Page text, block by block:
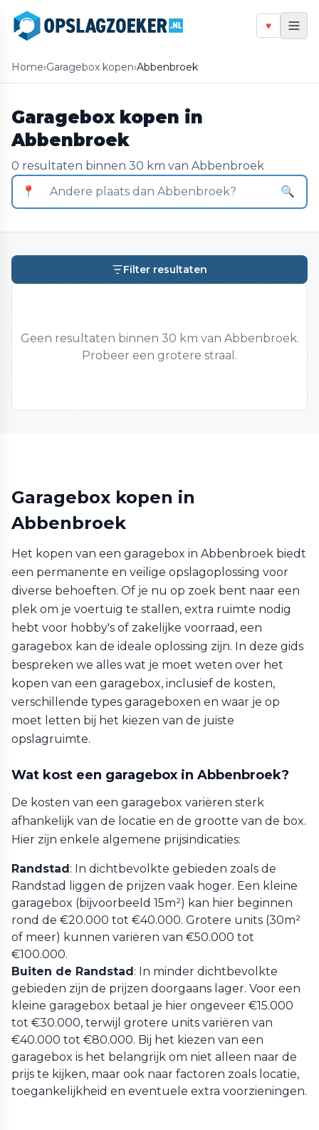
♥
Home›Garagebox kopen›Abbenbroek
Garagebox kopen in
Abbenbroek
0 resultaten binnen 30 km van Abbenbroek
📍
🔍
Filter resultaten
Geen resultaten binnen 30 km van Abbenbroek.
Probeer een grotere straal.
Garagebox kopen in
Abbenbroek
Het kopen van een garagebox in Abbenbroek biedt
een permanente en veilige opslagoplossing voor
diverse behoeften. Of je nu op zoek bent naar een
plek om je voertuig te stallen, extra ruimte nodig
hebt voor hobby's of zakelijke voorraad, een
garagebox kan de ideale oplossing zijn. In deze gids
bespreken we alles wat je moet weten over het
kopen van een garagebox, inclusief de kosten,
verschillende types garageboxen en waar je op
moet letten bij het kiezen van de juiste
opslagruimte.
Wat kost een garagebox in Abbenbroek?
De kosten van een garagebox variëren sterk
afhankelijk van de locatie en de grootte van de box.
Hier zijn enkele algemene prijsindicaties:
Randstad: In dichtbevolkte gebieden zoals de
Randstad liggen de prijzen vaak hoger. Een kleine
garagebox (bijvoorbeeld 15m²) kan hier beginnen
rond de €20.000 tot €40.000. Grotere units (30m²
of meer) kunnen variëren van €50.000 tot
€100.000.
Buiten de Randstad: In minder dichtbevolkte
gebieden zijn de prijzen doorgaans lager. Voor een
kleine garagebox betaal je hier ongeveer €15.000
tot €30.000, terwijl grotere units variëren van
€40.000 tot €80.000. Bij het kiezen van een
garagebox is het belangrijk om niet alleen naar de
prijs te kijken, maar ook naar factoren zoals locatie,
toegankelijkheid en eventuele extra voorzieningen.